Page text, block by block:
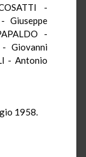
-
Giuseppe
-
Giovanni
- Antonio
1958.